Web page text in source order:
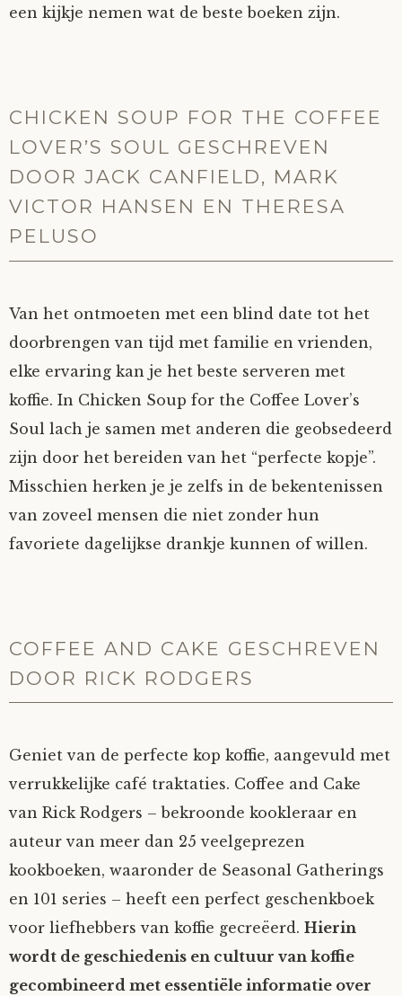
een kijkje nemen wat de beste boeken zijn.
CHICKEN SOUP FOR THE COFFEE
LOVER’S SOUL GESCHREVEN
DOOR JACK CANFIELD, MARK
VICTOR HANSEN EN THERESA
PELUSO
Van het ontmoeten met een blind date tot het
doorbrengen van tijd met familie en vrienden,
elke ervaring kan je het beste serveren met
koffie. In Chicken Soup for the Coffee Lover’s
Soul lach je samen met anderen die geobsedeerd
zijn door het bereiden van het “perfecte kopje”.
Misschien herken je je zelfs in de bekentenissen
van zoveel mensen die niet zonder hun
favoriete dagelijkse drankje kunnen of willen.
COFFEE AND CAKE GESCHREVEN
DOOR RICK RODGERS
Geniet van de perfecte kop koffie, aangevuld met
verrukkelijke café traktaties. Coffee and Cake
van Rick Rodgers – bekroonde kookleraar en
auteur van meer dan 25 veelgeprezen
kookboeken, waaronder de Seasonal Gatherings
en 101 series – heeft een perfect geschenkboek
voor liefhebbers van koffie gecreëerd. Hierin
wordt de geschiedenis en cultuur van koffie
gecombineerd met essentiële informatie over